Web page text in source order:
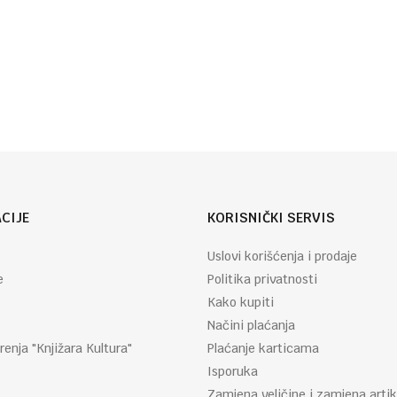
"Knjižara Kultura"
KORISNIČKI SERVIS
Uslovi korišćenja i prodaje
Politika privatnosti
Kako kupiti
Načini plaćanja
Plaćanje karticama
Isporuka